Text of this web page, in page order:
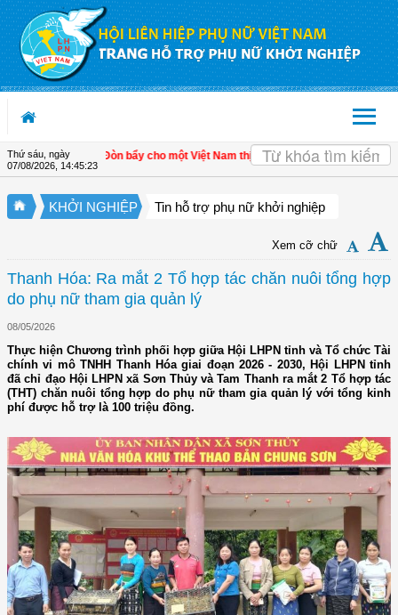
Truy cập nội dung luôn
Thứ sáu, ngày
07/08/2026 14:45:24
kinh tế tư nhân - Đòn bẩy cho một Việt Nam thịnh vượng | Hội LHPN tỉnh
KHỞI NGHIỆP Tin hỗ trợ phụ nữ khởi nghiệp
Xem cỡ chữ
Thanh Hóa: Ra mắt 2 Tổ hợp tác chăn nuôi tổng hợp
do phụ nữ tham gia quản lý
08/05/2026
Thực hiện Chương trình phối hợp giữa Hội LHPN tỉnh và Tổ chức Tài
chính vi mô TNHH Thanh Hóa giai đoạn 2026 - 2030, Hội LHPN tỉnh
đã chỉ đạo Hội LHPN xã Sơn Thủy và Tam Thanh ra mắt 2 Tổ hợp tác
(THT) chăn nuôi tổng hợp do phụ nữ tham gia quản lý với tổng kinh
phí được hỗ trợ là 100 triệu đồng.